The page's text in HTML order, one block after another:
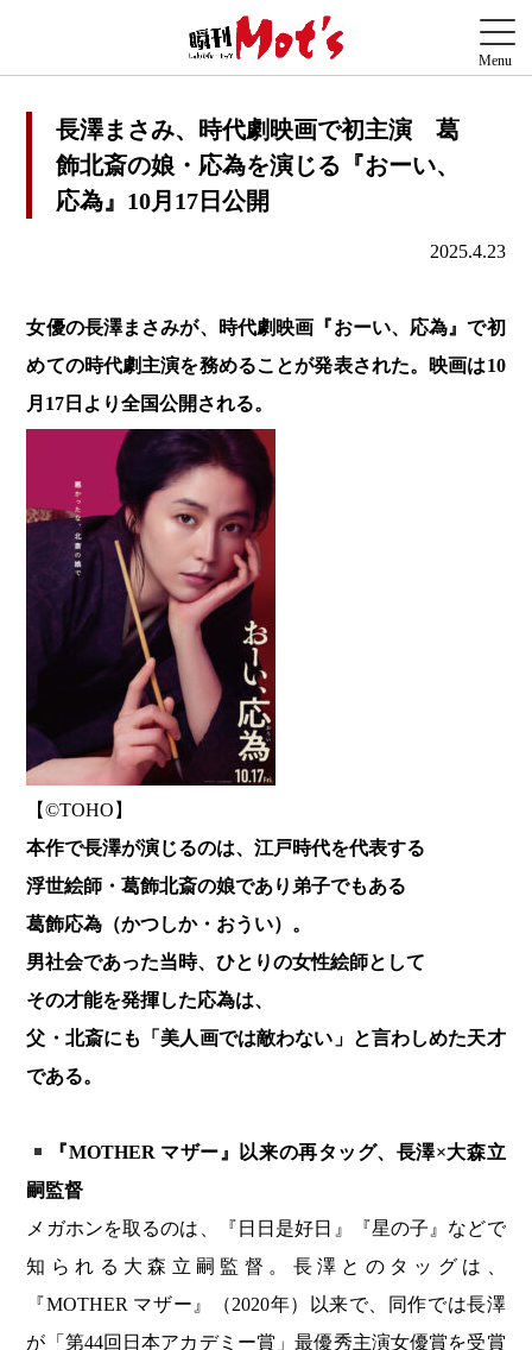
長澤まさみ、時代劇映画で初主演 葛
飾北斎の娘・応為を演じる『おーい、
応為』10月17日公開
2025.4.23
女優の長澤まさみが、時代劇映画『おーい、応為』で初
めての時代劇主演を務めることが発表された。映画は10
月17日より全国公開される。
【©︎TOHO】
本作で長澤が演じるのは、江戸時代を代表する
浮世絵師・葛飾北斎の娘であり弟子でもある
葛飾応為（かつしか・おうい）。
男社会であった当時、ひとりの女性絵師として
その才能を発揮した応為は、
父・北斎にも「美人画では敵わない」と言わしめた天才
である。
『MOTHER マザー』以来の再タッグ、長澤×大森立
嗣監督
メガホンを取るのは、『日日是好日』『星の子』などで
知られる大森立嗣監督。長澤とのタッグは、
『MOTHER マザー』（2020年）以来で、同作では長澤
が「第44回日本アカデミー賞」最優秀主演女優賞を受賞